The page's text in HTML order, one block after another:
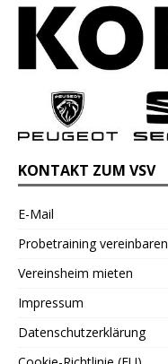
KONTAKT ZUM VSV
E-Mail
Probetraining vereinbaren
Vereinsheim mieten
Impressum
Datenschutzerklärung